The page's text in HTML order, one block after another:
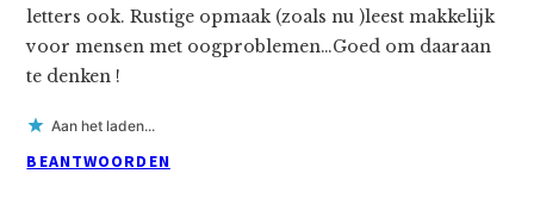
letters ook. Rustige opmaak (zoals nu )leest makkelijk
voor mensen met oogproblemen…Goed om daaraan
te denken !
Aan het laden...
BEANTWOORDEN